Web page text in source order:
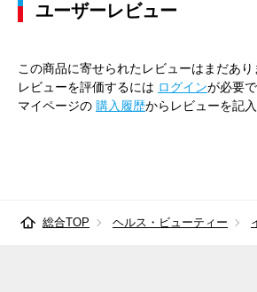
ユーザーレビュー
この商品に寄せられたレビューはまだあり
レビューを評価するには ログインが必要で
マイページの 購入履歴からレビューを記
総合TOP ヘルス・ビューティー